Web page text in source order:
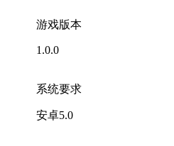
游戏版本
1.0.0
系统要求
安卓5.0